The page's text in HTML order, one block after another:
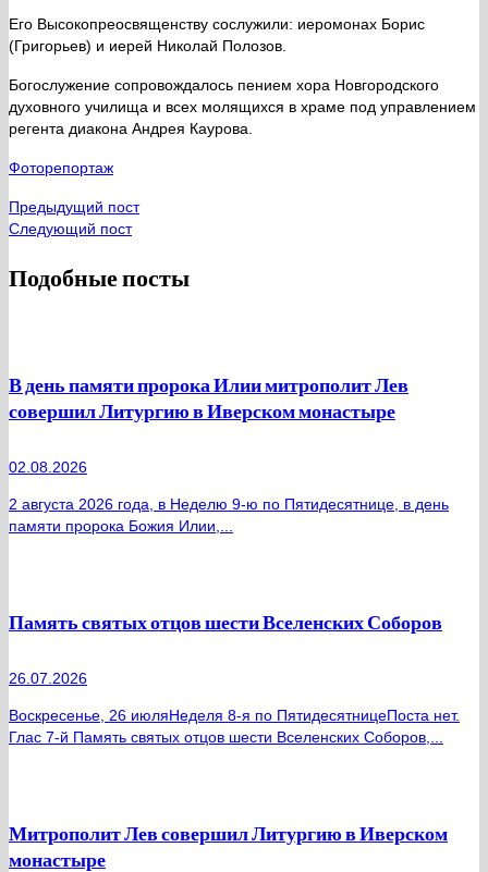
Его Высокопреосвященству сослужили: иеромонах Борис
(Григорьев) и иерей Николай Полозов.
Богослужение сопровождалось пением хора Новгородского
духовного училища и всех молящихся в храме под управлением
регента диакона Андрея Каурова.
Фоторепортаж
Предыдущий пост
Следующий пост
Подобные посты
В день памяти пророка Илии митрополит Лев
совершил Литургию в Иверском монастыре
02.08.2026
2 августа 2026 года, в Неделю 9-ю по Пятидесятнице, в день
памяти пророка Божия Илии,...
Память святых отцов шести Вселенских Соборов
26.07.2026
Воскресенье, 26 июляНеделя 8-я по ПятидесятницеПоста нет.
Глас 7-й Память святых отцов шести Вселенских Соборов,...
Митрополит Лев совершил Литургию в Иверском
монастыре